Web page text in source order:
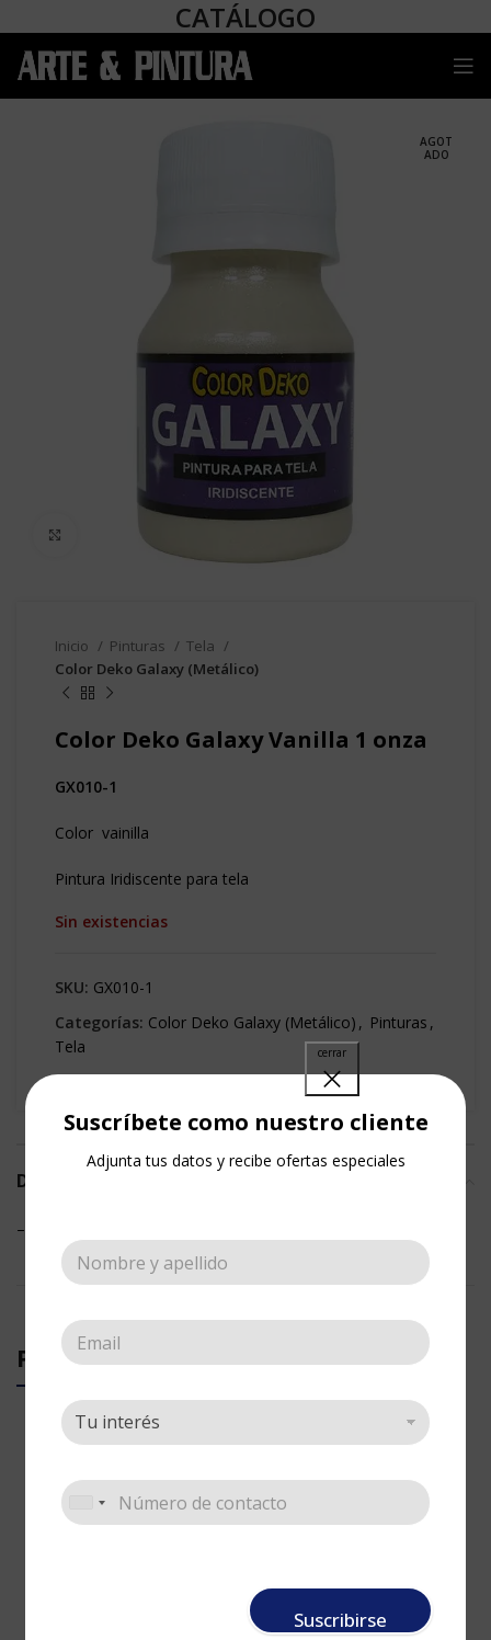
Suscríbete como nuestro cliente
Adjunta tus datos y recibe ofertas especiales
Suscribirse
CATÁLOGO
AGOT
ADO
Inicio Pinturas
Tela
Color Deko Galaxy (Metálico)
Color Deko Galaxy Vanilla 1 onza
GX010-1
Color vainilla
Pintura Iridiscente para tela
Sin existencias
SKU: GX010-1
Categorías: Color Deko Galaxy (Metálico) , Pinturas ,
Tela
Share:
DESCRIPCIÓN
– Pintura para Tela
PRODUCTOS RELACIONADOS